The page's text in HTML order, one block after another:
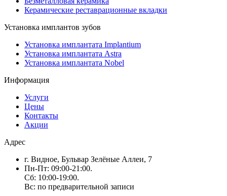
Керамические реставрационные вкладки
Установка имплантов зубов
Установка имплантата Implantium
Установка имплантата Astra
Установка имплантата Nobel
Информация
Услуги
Цены
Контакты
Акции
Адрес
г. Видное, Бульвар Зелёные Аллеи, 7
Пн-Пт: 09:00-21:00.
Сб: 10:00-19:00.
Вс: по предварительной записи